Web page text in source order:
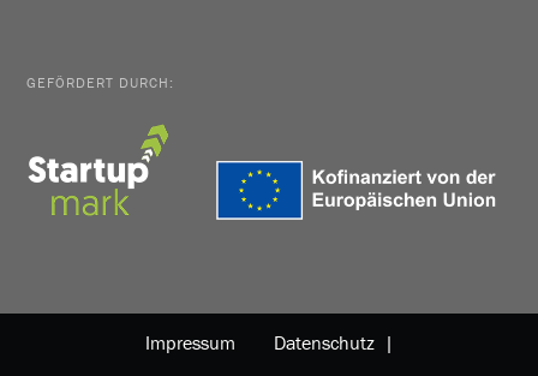
GEFÖRDERT DURCH:
Impressum Datenschutz |